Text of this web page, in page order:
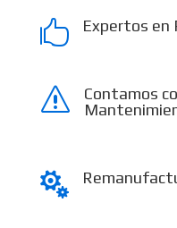
 Expertos en
s
Contamos
